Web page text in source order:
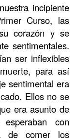
incipiente
Curso, las
corazón y se
sentimentales.
ser inflexibles
para así
sentimental era
Ellos no se
era asunto de
con
de comer los